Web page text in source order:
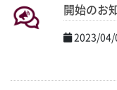
開始のお
2023/04/